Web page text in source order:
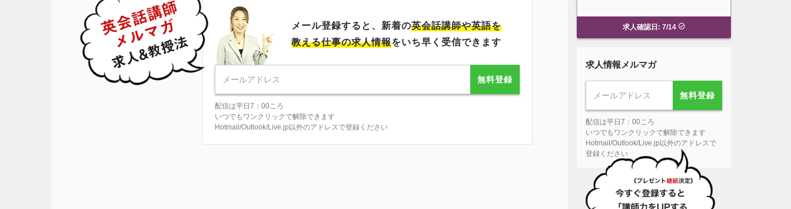
メール登録すると、新着の英会話講師や英語を
教える仕事の求人情報をいち早く受信できます
無料登録
配信は平日7：00ころ
いつでもワンクリックで解除できます
Hotmail/Outlook/Live.jp以外のアドレスで登録ください
求人確認日: 7/14
求人情報メルマガ
無料登録
配信は平日7：00ころ
いつでもワンクリックで解除できます
Hotmail/Outlook/Live.jp以外のアドレスで
登録ください